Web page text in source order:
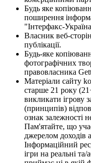
Будь яке
поширення
"Інтерфакс-
Власник веб-
публікації.
Будь-яке
фотографічних
правовласника
Матеріали сайту
старше 21 року
викликати ігрову
(принципів)
ознак залежності
Пам'ятайте, що
джерелом доходів
Інформаційний
ігри на реальні